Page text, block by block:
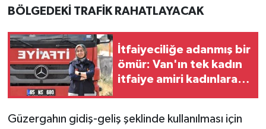
BÖLGEDEKİ TRAFİK RAHATLAYACAK
İtfaiyeciliğe adanmış bir
ömür: Van'ın tek kadın
itfaiye amiri kadınlara
Güzergahın gidiş-geliş şeklinde kullanılması için